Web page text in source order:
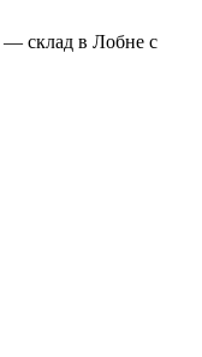
— склад в Лобне с